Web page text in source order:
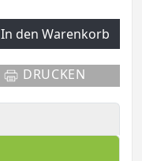
In den Warenkorb
DRUCKEN